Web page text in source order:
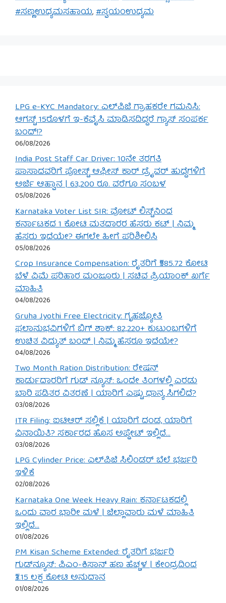
#ಸಣ್ಣಉದ್ಯಮಸಹಾಯ,#ಸ್ವಯಂಉದ್ಯಮ
LPG e-KYC Mandatory: ಎಲ್‌ಪಿಜಿ ಗ್ರಾಹಕರೇ ಗಮನಿಸಿ:
ಆಗಸ್ಟ್ 15ರೊಳಗೆ ಇ-ಕೆವೈಸಿ ಮಾಡಿಸದಿದ್ದರೆ ಗ್ಯಾಸ್ ಸಂಪರ್ಕ
ಬಂದ್!?
06/08/2026
India Post Staff Car Driver: 10ನೇ ತರಗತಿ
ಪಾಸಾದವರಿಗೆ ಪೋಸ್ಟ್ ಆಫೀಸ್ ಕಾರ್ ಡ್ರೈವರ್ ಹುದ್ದೆಗಳಿಗೆ
ಅರ್ಜಿ ಆಹ್ವಾನ | 63,200 ರೂ. ವರೆಗೂ ಸಂಬಳ
05/08/2026
Karnataka Voter List SIR: ವೋಟ್ ಲಿಸ್ಟ್‌ನಿಂದ
ಕರ್ನಾಟಕದ 1 ಕೋಟಿ ಮತದಾರರ ಹೆಸರು ಕಟ್ | ನಿಮ್ಮ
ಹೆಸರು ಇದೆಯೇ? ಈಗಲೇ ಹೀಗೆ ಪರಿಶೀಲಿಸಿ
05/08/2026
Crop Insurance Compensation: ರೈತರಿಗೆ ₹585.72 ಕೋಟಿ
ಬೆಳೆ ವಿಮೆ ಪರಿಹಾರ ಮಂಜೂರು | ಸಚಿವ ಪ್ರಿಯಾಂಕ್ ಖರ್ಗೆ
ಮಾಹಿತಿ
04/08/2026
Gruha Jyothi Free Electricity: ಗೃಹಜ್ಯೋತಿ
ಫಲಾನುಭವಿಗಳಿಗೆ ಬಿಗ್ ಶಾಕ್: 82,220+ ಕುಟುಂಬಗಳಿಗೆ
ಉಚಿತ ವಿದ್ಯುತ್ ಬಂದ್ | ನಿಮ್ಮ ಹೆಸರೂ ಇದೆಯೇ?
04/08/2026
Two Month Ration Distribution: ರೇಷನ್
ಕಾರ್ಡುದಾರರಿಗೆ ಗುಡ್ ನ್ಯೂಸ್: ಒಂದೇ ತಿಂಗಳಲ್ಲಿ ಎರಡು
ಬಾರಿ ಪಡಿತರ ವಿತರಣೆ | ಯಾರಿಗೆ ಎಷ್ಟು ಧಾನ್ಯ ಸಿಗಲಿದೆ?
03/08/2026
ITR Filing: ಐಟಿಆರ್ ಸಲ್ಲಿಕೆ | ಯಾರಿಗೆ ದಂಡ, ಯಾರಿಗೆ
ವಿನಾಯಿತಿ? ಸರ್ಕಾರದ ಹೊಸ ಅಪ್ಡೇಟ್ ಇಲ್ಲಿದೆ…
03/08/2026
LPG Cylinder Price: ಎಲ್‌ಪಿಜಿ ಸಿಲಿಂಡರ್ ಬೆಲೆ ಭರ್ಜರಿ
ಇಳಿಕೆ
02/08/2026
Karnataka One Week Heavy Rain: ಕರ್ನಾಟಕದಲ್ಲಿ
ಒಂದು ವಾರ ಭಾರೀ ಮಳೆ | ಜಿಲ್ಲಾವಾರು ಮಳೆ ಮಾಹಿತಿ
ಇಲ್ಲಿದೆ…
01/08/2026
PM Kisan Scheme Extended: ರೈತರಿಗೆ ಭರ್ಜರಿ
ಗುಡ್‌ನ್ಯೂಸ್: ಪಿಎಂ-ಕಿಸಾನ್ ಹಣ ಹೆಚ್ಚಳ | ಕೇಂದ್ರದಿಂದ
₹3.15 ಲಕ್ಷ ಕೋಟಿ ಅನುದಾನ
01/08/2026